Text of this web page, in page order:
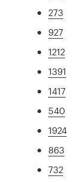
273
927
1212
1391
1417
540
1924
863
732